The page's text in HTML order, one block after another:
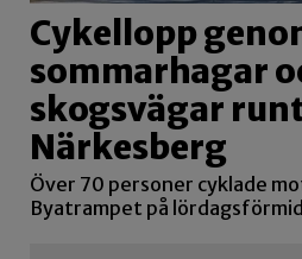
Cykellopp
sommarhagar
skogsvägar
Närkesberg
Över 70 personer cyklade
Byatrampet på